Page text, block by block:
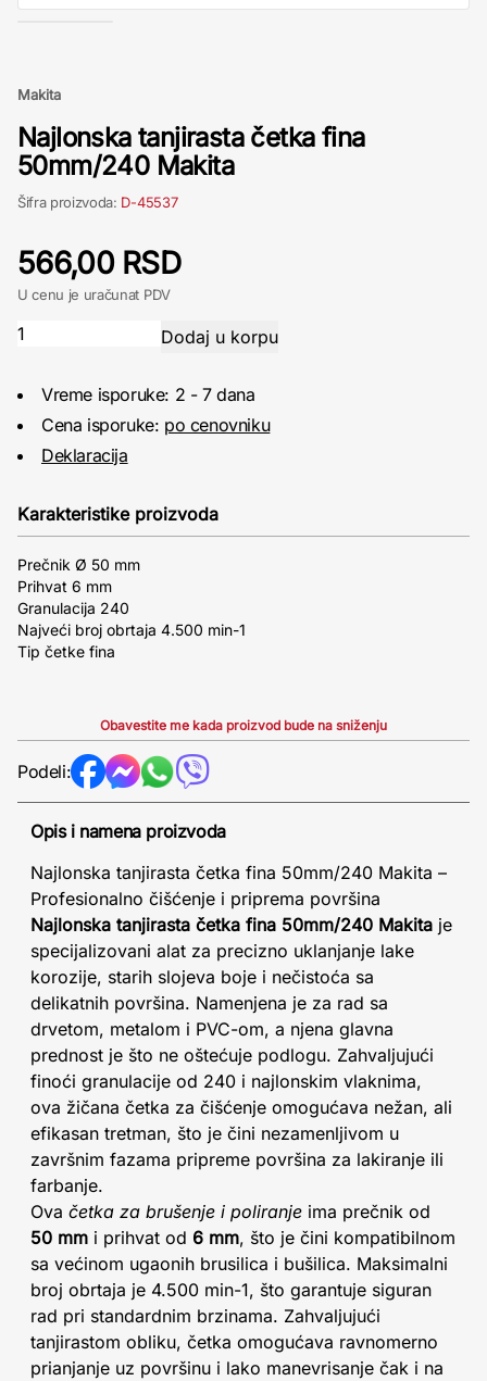
Makita
Najlonska tanjirasta četka fina
50mm/240 Makita
Šifra proizvoda: D-45537
566,00 RSD
U cenu je uračunat PDV
Vreme isporuke: 2 - 7 dana
Cena isporuke: po cenovniku
Deklaracija
Karakteristike proizvoda
Prečnik Ø 50 mm
Prihvat 6 mm
Granulacija 240
Najveći broj obrtaja 4.500 min-1
Tip četke fina
Obavestite me kada proizvod bude na sniženju
Podeli:
Opis i namena proizvoda
Najlonska tanjirasta četka fina 50mm/240 Makita –
Profesionalno čišćenje i priprema površina
Najlonska tanjirasta četka fina 50mm/240 Makita je
specijalizovani alat za precizno uklanjanje lake
korozije, starih slojeva boje i nečistoća sa
delikatnih površina. Namenjena je za rad sa
drvetom, metalom i PVC-om, a njena glavna
prednost je što ne oštećuje podlogu. Zahvaljujući
finoći granulacije od 240 i najlonskim vlaknima,
ova žičana četka za čišćenje omogućava nežan, ali
efikasan tretman, što je čini nezamenljivom u
završnim fazama pripreme površina za lakiranje ili
farbanje.
Ova četka za brušenje i poliranje ima prečnik od
50 mm i prihvat od 6 mm, što je čini kompatibilnom
sa većinom ugaonih brusilica i bušilica. Maksimalni
broj obrtaja je 4.500 min-1, što garantuje siguran
rad pri standardnim brzinama. Zahvaljujući
tanjirastom obliku, četka omogućava ravnomerno
prianjanje uz površinu i lako manevrisanje čak i na